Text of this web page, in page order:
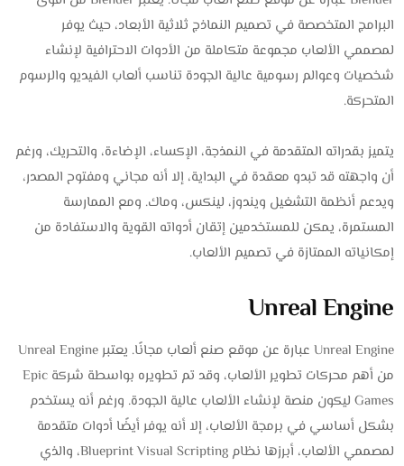
البرامج المتخصصة في تصميم النماذج ثلاثية الأبعاد، حيث يوفر
لمصممي الألعاب مجموعة متكاملة من الأدوات الاحترافية لإنشاء
شخصيات وعوالم رسومية عالية الجودة تناسب ألعاب الفيديو والرسوم
المتحركة.
يتميز بقدراته المتقدمة في النمذجة، الإكساء، الإضاءة، والتحريك، ورغم
أن واجهته قد تبدو معقدة في البداية، إلا أنه مجاني ومفتوح المصدر،
ويدعم أنظمة التشغيل ويندوز، لينكس، وماك. ومع الممارسة
المستمرة، يمكن للمستخدمين إتقان أدواته القوية والاستفادة من
إمكانياته الممتازة في تصميم الألعاب.
Unreal Engine
Unreal Engine عبارة عن موقع صنع ألعاب مجانًا. يعتبر Unreal Engine
من أهم محركات تطوير الألعاب، وقد تم تطويره بواسطة شركة Epic
Games ليكون منصة لإنشاء الألعاب عالية الجودة. ورغم أنه يستخدم
بشكل أساسي في برمجة الألعاب، إلا أنه يوفر أيضًا أدوات متقدمة
لمصممي الألعاب، أبرزها نظام Blueprint Visual Scripting، والذي